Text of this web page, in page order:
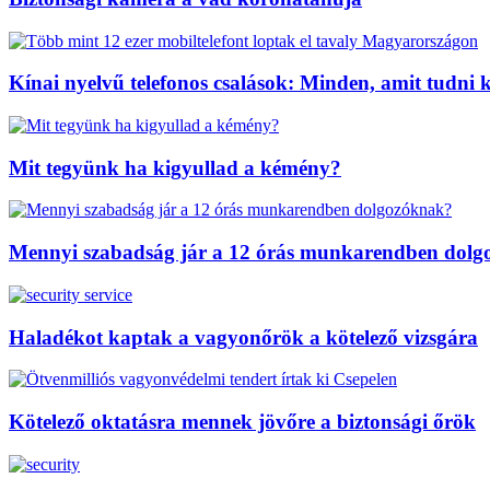
Kínai nyelvű telefonos csalások: Minden, amit tudni
Mit tegyünk ha kigyullad a kémény?
Mennyi szabadság jár a 12 órás munkarendben
Haladékot kaptak a vagyonőrök a kötelező vizsgára
Kötelező oktatásra mennek jövőre a biztonsági őrök